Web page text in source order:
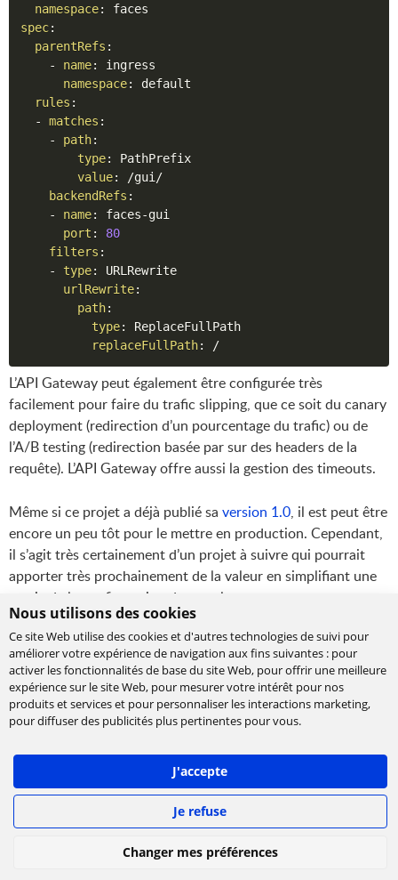
Nous utilisons des cookies
Ce site Web utilise des cookies et d'autres technologies de suivi pour
améliorer votre expérience de navigation aux fins suivantes : pour
activer les fonctionnalités de base du site Web, pour offrir une meilleure
expérience sur le site Web, pour mesurer votre intérêt pour nos
produits et services et pour personnaliser les interactions marketing,
pour diffuser des publicités plus pertinentes pour vous.
J'accepte
Je refuse
Changer mes préférences
namespace:
spec:
parentRefs :
-
name:
ingress
namespace:
default
rules :
-
matches :
-
path:
type:
PathPrefix
value:
/gui/
backendRefs :
-
name: faces-gui
port :
80
filters :
-
type:
URLRewrite
urlRewrite:
path:
type:
ReplaceFullPath
replaceFullPath:
L’API Gateway peut également être configurée très
facilement pour faire du trafic slipping, que ce soit du canary
deployment (redirection d’un pourcentage du trafic) ou de
l’A/B testing (redirection basée par sur des headers de la
requête). L’API Gateway offre aussi la gestion des timeouts.
Même si ce projet a déjà publié sa version 1.0, il est peut être
encore un peu tôt pour le mettre en production. Cependant,
il s’agit très certainement d’un projet à suivre qui pourrait
apporter très prochainement de la valeur en simplifiant une
partie de la configuration de nos clusters.
Pour en savoir plus n'hésitez pas à consulterle site du projet
ou cetutoriel.
Talks GreenIT &
Sustainability
Il faut le dire, cette deuxième journée de conférences grand
public nous aura surpris – dans le bon sens – par les
Les angles approchés pendant les keynotes et les différents